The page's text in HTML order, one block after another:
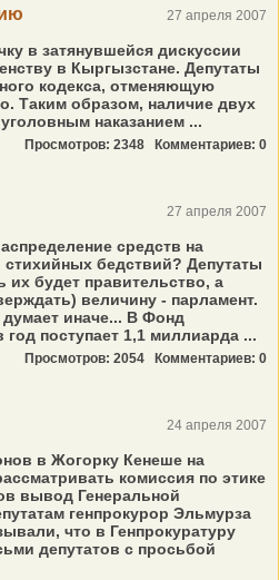
27 апреля 2007
в затянувшейся дискуссии
в Кыргызстане. Депутаты
кодекса, отменяющую
Таким образом, наличие двух
наказанием ...
Просмотров: 2348 Комментариев: 0
27 апреля 2007
средств на
бедствий? Депутаты
их будет правительство, а
величину - парламент.
иначе... В Фонд
поступает 1,1 миллиарда ...
Просмотров: 2054 Комментариев: 0
24 апреля 2007
в Жогорку Кенеше на
комиссия по этике
вывод Генеральной
генпрокурор Эльмурза
что в Генпрокуратуру
депутатов с просьбой